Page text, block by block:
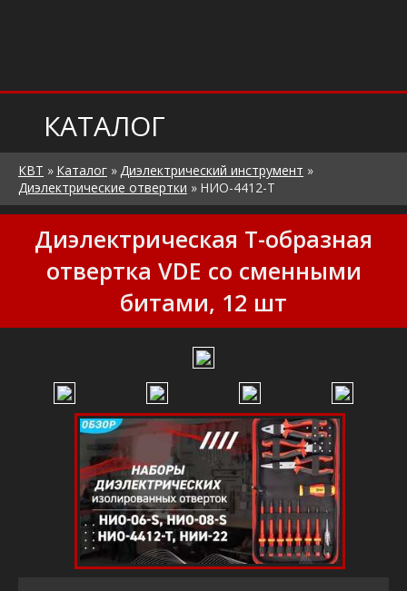
КАТАЛОГ
КВТ » Каталог »Диэлектрический инструмент »
Диэлектрические отвертки » НИО-4412-Т
Диэлектрическая Т-образная
отвертка VDE со сменными
битами, 12 шт